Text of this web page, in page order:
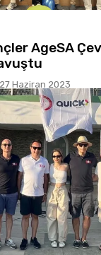
AgeSA
27 Haziran 2023